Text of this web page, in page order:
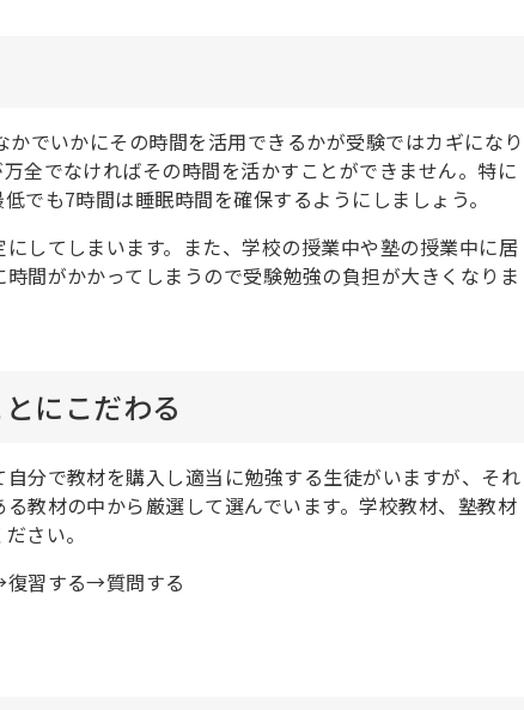
でいかにその時間を活用できるかが受験ではカギになり
全でなければその時間を活かすことができません。特に
でも7時間は睡眠時間を確保するようにしましょう。
してしまいます。また、学校の授業中や塾の授業中に居
間がかかってしまうので受験勉強の負担が大きくなりま
にこだわる
分で教材を購入し適当に勉強する生徒がいますが、それ
教材の中から厳選して選んでいます。学校教材、塾教材
さい。
習する→質問する